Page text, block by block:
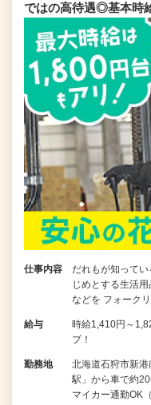
ではの高待遇◎基本時
仕事内容
だれもが知って
じめとする生活
などを フォーク
給与
時給1,410円～
プ！
勤務地
北海道石狩市新
駅」から車で約
マイカー通勤OK